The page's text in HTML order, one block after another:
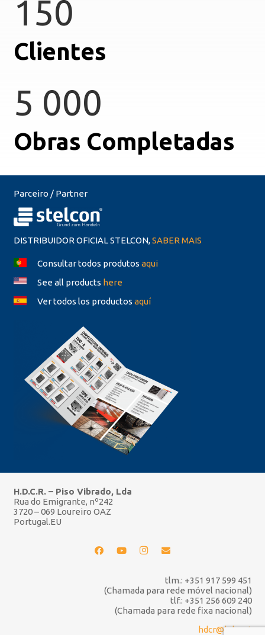
150
Clientes
5 000
Obras Completadas
Parceiro / Partner
DISTRIBUIDOR OFICIAL STELCON,SABER MAIS
Consultar todos produtos aqui
See all products here
Ver todos los productos aquí
H.D.C.R. – Piso Vibrado, Lda
Rua do Emigrante, nº242
3720 – 069 Loureiro OAZ
Portugal.EU
tlm.: +351 917 599 451
(Chamada para rede móvel nacional)
tlf.: +351 256 609 240
(Chamada para rede fixa nacional)
hdcr@hdcr.pt